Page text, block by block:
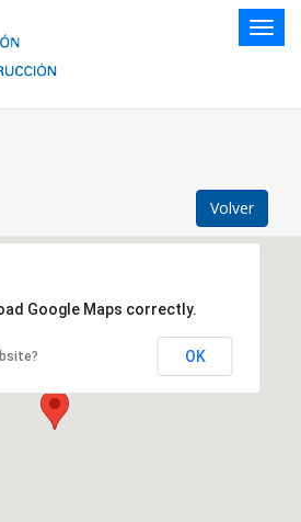
Botón
Volver
Google Maps correctly.
OK